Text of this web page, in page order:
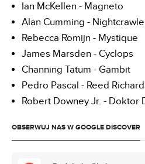
Ian McKellen - Magneto
Alan Cumming -
Rebecca Romijn - Mystique
James Marsden - Cyclops
Channing Tatum - Gambit
Pedro Pascal - Reed
Robert Downey Jr. - Doktor
OBSERWUJ NAS W GOOGLE DISCOVER